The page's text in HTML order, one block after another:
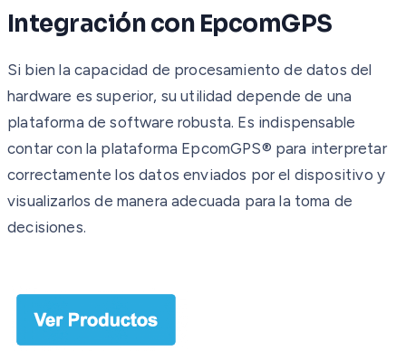
Integración con EpcomGPS
Si bien la capacidad de procesamiento de datos del
hardware es superior, su utilidad depende de una
plataforma de software robusta. Es indispensable
contar con la plataforma EpcomGPS® para interpretar
correctamente los datos enviados por el dispositivo y
visualizarlos de manera adecuada para la toma de
decisiones.